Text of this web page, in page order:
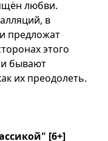
любви.
в
предложат
этого
бывают
их преодолеть.
[6+]